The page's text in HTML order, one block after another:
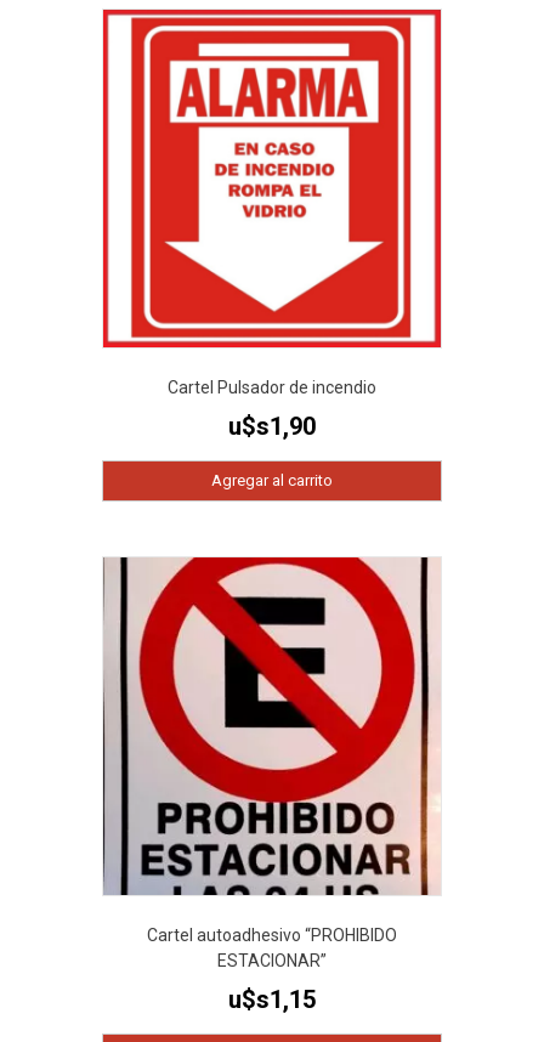
Cartel Pulsador de incendio
u$s1,90
Agregar al carrito
Cartel autoadhesivo “PROHIBIDO
ESTACIONAR”
u$s1,15